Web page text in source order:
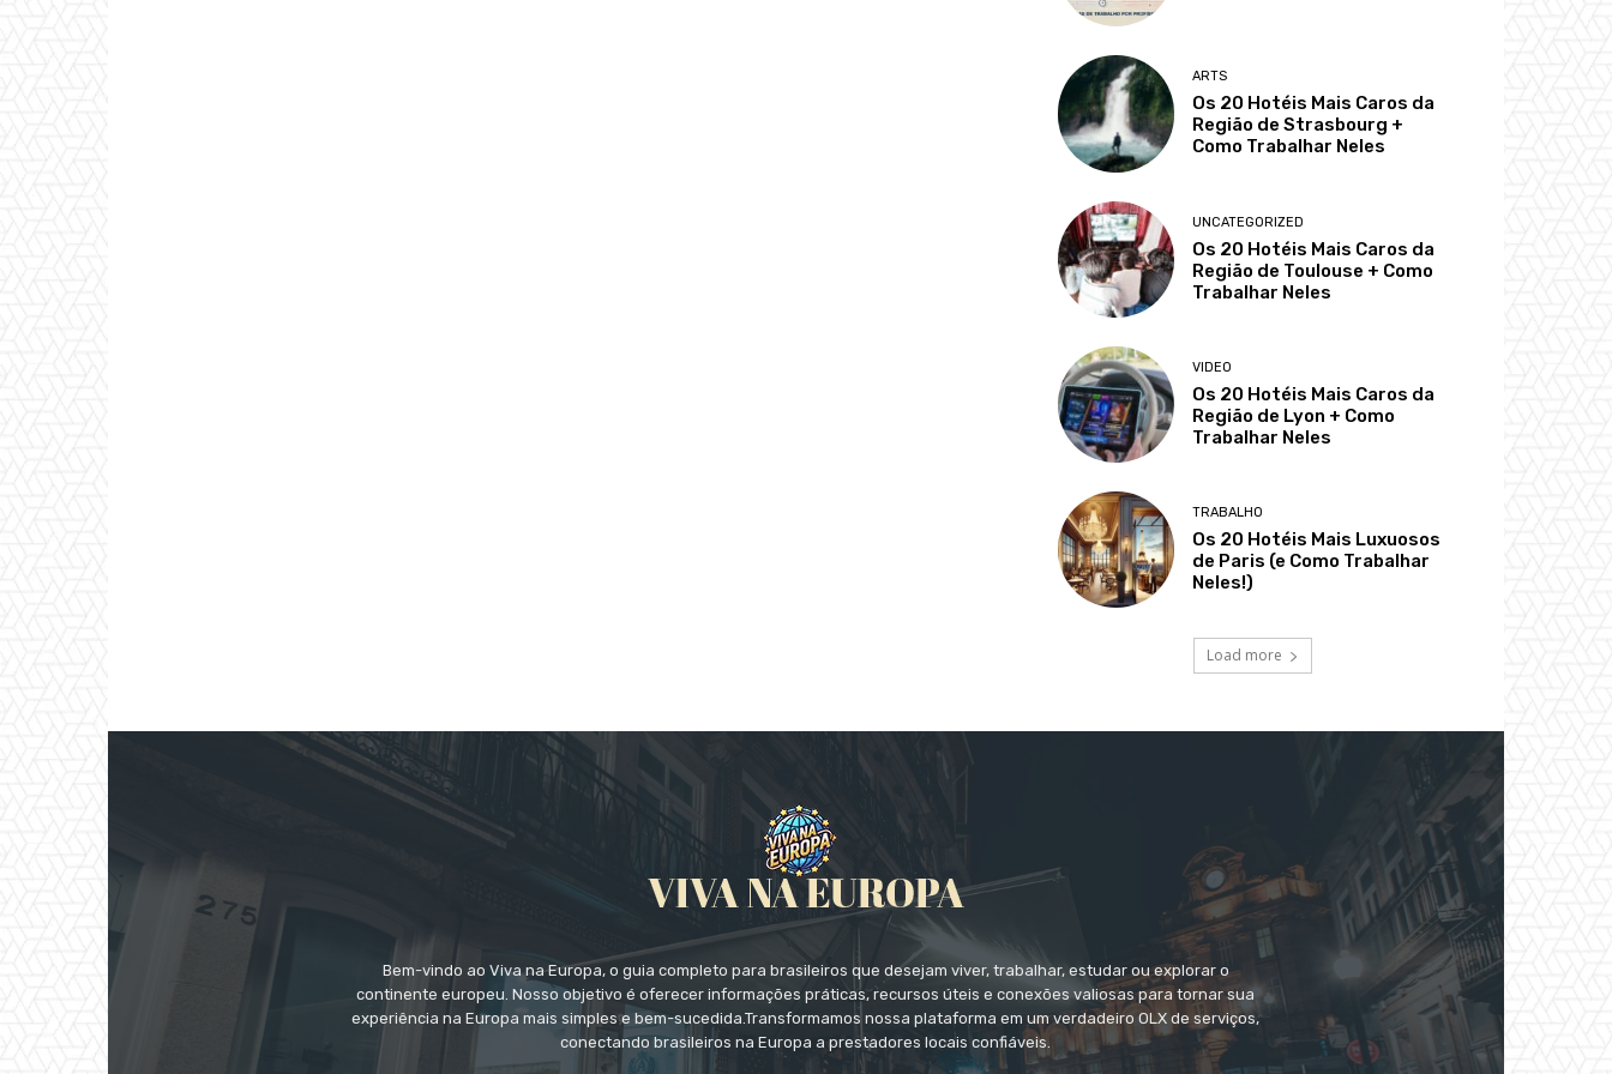
ARTS
Os 20 Hotéis Mais Caros da
Região de Strasbourg +
Como Trabalhar Neles
UNCATEGORIZED
Os 20 Hotéis Mais Caros da
Região de Toulouse + Como
Trabalhar Neles
VIDEO
Os 20 Hotéis Mais Caros da
Região de Lyon + Como
Trabalhar Neles
TRABALHO
Os 20 Hotéis Mais Luxuosos
de Paris (e Como Trabalhar
Neles!)
Load more
Bem-vindo ao Viva na Europa, o guia completo para brasileiros que desejam viver, trabalhar, estudar ou explorar o
continente europeu. Nosso objetivo é oferecer informações práticas, recursos úteis e conexões valiosas para tornar sua
experiência na Europa mais simples e bem-sucedida.Transformamos nossa plataforma em um verdadeiro OLX de serviços,
conectando brasileiros na Europa a prestadores locais confiáveis.